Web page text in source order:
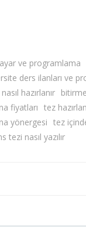
ve programlama
ders ilanları ve
hazırlanır
fiyatları tez
yönergesi tez
tezi nasıl yazılır